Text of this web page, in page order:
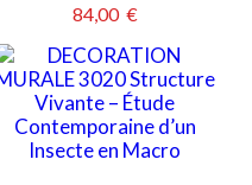
84,00  €